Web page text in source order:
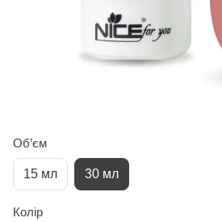
Об’єм
15 мл 30 мл
Колір